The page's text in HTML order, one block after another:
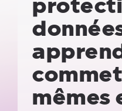
mêmes